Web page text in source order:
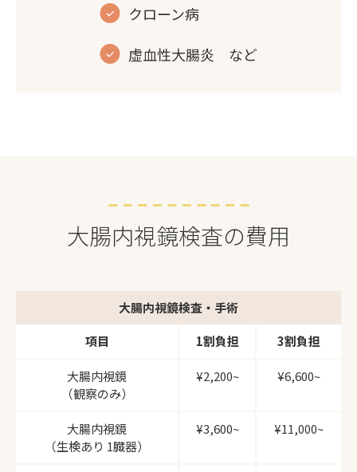
クローン病
虚血性大腸炎 など
大腸内視鏡検査の費用
大腸内視鏡検査・手術
項目
1割負担 3割負担
大腸内視鏡
（観察のみ）
¥2,200~ ¥6,600~
大腸内視鏡
（生検あり 1臓器）
¥3,600~ ¥11,000~